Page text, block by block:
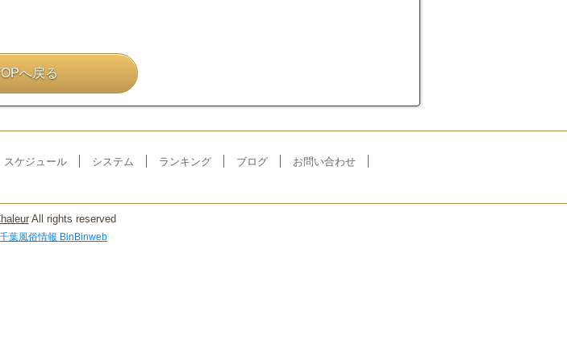
へ戻る
スケジュール システム ランキング ブログ
お問い合わせ
All rights reserved
千葉風俗情報 BinBinweb